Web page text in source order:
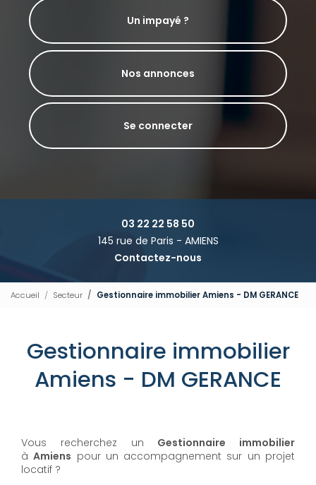
Un impayé ?
Nos annonces
Se connecter
03 22 22 58 50
145 rue de Paris - AMIENS
Contactez-nous
Accueil Secteur Gestionnaire immobilier Amiens - DM GERANCE
Gestionnaire immobilier
Amiens - DM GERANCE
Vous recherchez un Gestionnaire immobilier
àAmiens pour un accompagnement sur un projet
locatif ?